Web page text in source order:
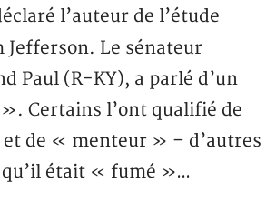
l’auteur de l’étude
Jefferson. Le sénateur
Paul (R-KY), a parlé d’un
Certains l’ont qualifié de
de « menteur » – d’autres
était « fumé »…